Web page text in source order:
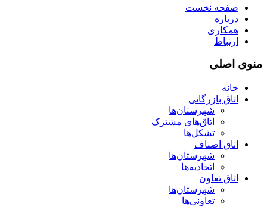
صفحه نخست
درباره
همکاری
ارتباط
منوی اصلی
خانه
اتاق بازرگانی
شهرستان‌ها
اتاق‌های مشترک
تشکل‌ها
اتاق اصناف
شهرستان‌ها
اتحادیه‌ها
اتاق تعاون
شهرستان‌ها
تعاونی‌ها